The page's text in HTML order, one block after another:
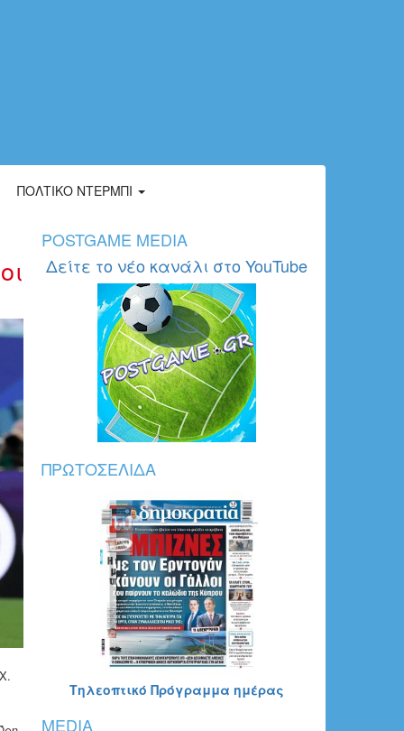
ΠΟΛΤΙΚΌ ΝΤΈΡΜΠΙ
POSTGAME MEDIA
Δείτε το νέο κανάλι στο YouTube
ΠΡΩΤΟΣΈΛΙΔΑ
Τηλεοπτικό Πρόγραμμα ημέρας
MEDIA